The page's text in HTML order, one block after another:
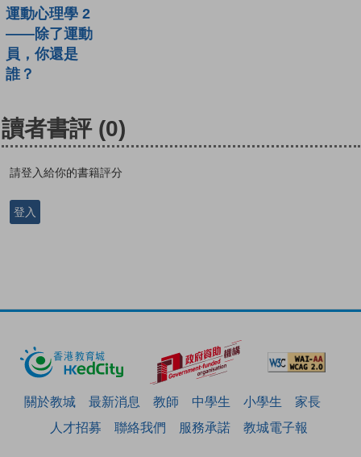
運動心理學 2
——除了運動
員，你還是
誰？
讀者書評 (0)
請登入給你的書籍評分
登入
關於教城 最新消息 教師 中學生 小學生
家長
人才招募
聯絡我們 服務承諾 教城電子報